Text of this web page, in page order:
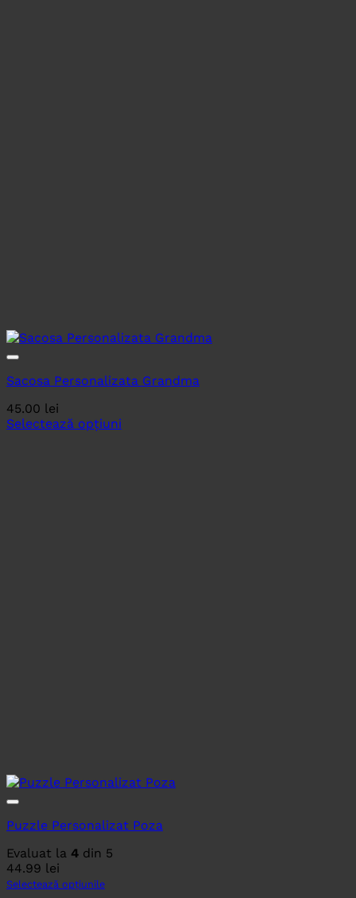
Sacosa Personalizata Grandma
45.00 lei
Selectează opțiuni
Puzzle Personalizat Poza
Evaluat la 4 din 5
44.99 lei
Selectează opțiunile